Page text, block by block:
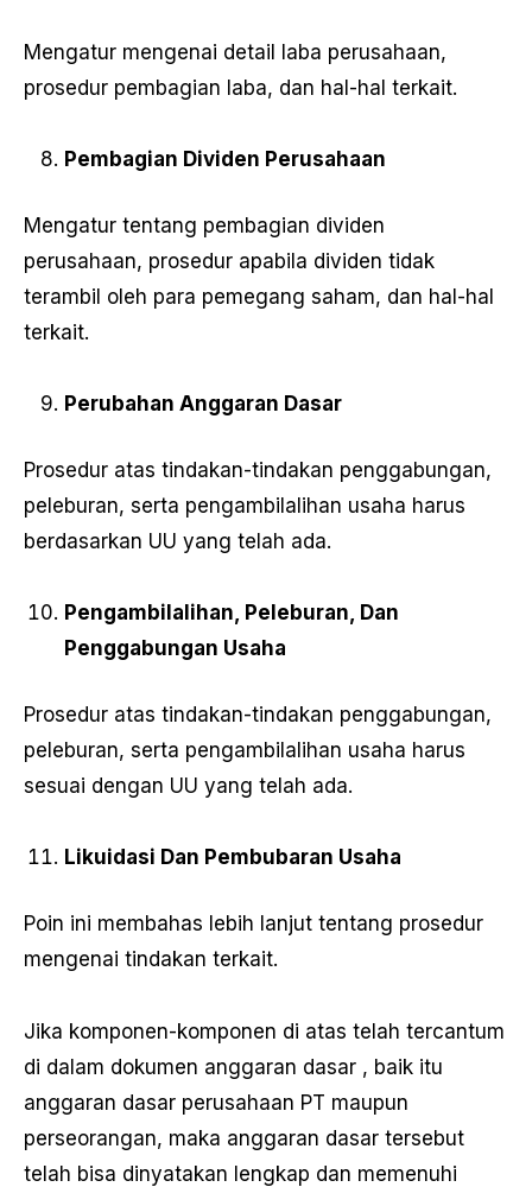
Mengatur mengenai detail laba perusahaan,
prosedur pembagian laba, dan hal-hal terkait.
Pembagian Dividen Perusahaan
Mengatur tentang pembagian dividen
perusahaan, prosedur apabila dividen tidak
terambil oleh para pemegang saham, dan hal-hal
terkait.
Perubahan Anggaran Dasar
Prosedur atas tindakan-tindakan penggabungan,
peleburan, serta pengambilalihan usaha harus
berdasarkan UU yang telah ada.
Pengambilalihan, Peleburan, Dan
Penggabungan Usaha
Prosedur atas tindakan-tindakan penggabungan,
peleburan, serta pengambilalihan usaha harus
sesuai dengan UU yang telah ada.
Likuidasi Dan Pembubaran Usaha
Poin ini membahas lebih lanjut tentang prosedur
mengenai tindakan terkait.
Jika komponen-komponen di atas telah tercantum
di dalam dokumen anggaran dasar , baik itu
anggaran dasar perusahaan PT maupun
perseorangan, maka anggaran dasar tersebut
telah bisa dinyatakan lengkap dan memenuhi